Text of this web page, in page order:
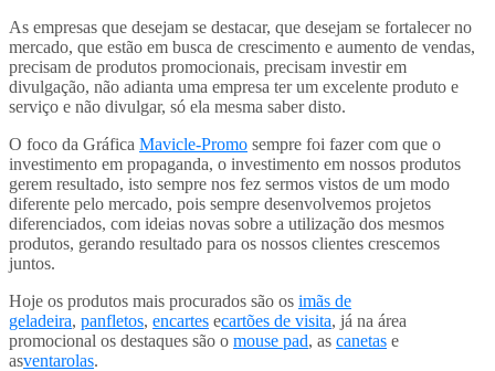
As empresas que desejam se destacar, que desejam se fortalecer no
mercado, que estão em busca de crescimento e aumento de vendas,
precisam de produtos promocionais, precisam investir em
divulgação, não adianta uma empresa ter um excelente produto e
serviço e não divulgar, só ela mesma saber disto.
O foco da Gráfica Mavicle-Promo sempre foi fazer com que o
investimento em propaganda, o investimento em nossos produtos
gerem resultado, isto sempre nos fez sermos vistos de um modo
diferente pelo mercado, pois sempre desenvolvemos projetos
diferenciados, com ideias novas sobre a utilização dos mesmos
produtos, gerando resultado para os nossos clientes crescemos
juntos.
Hoje os produtos mais procurados são os imãs de
geladeira, panfletos, encartes ecartões de visita, já na área
promocional os destaques são o mouse pad, as canetas e
asventarolas.